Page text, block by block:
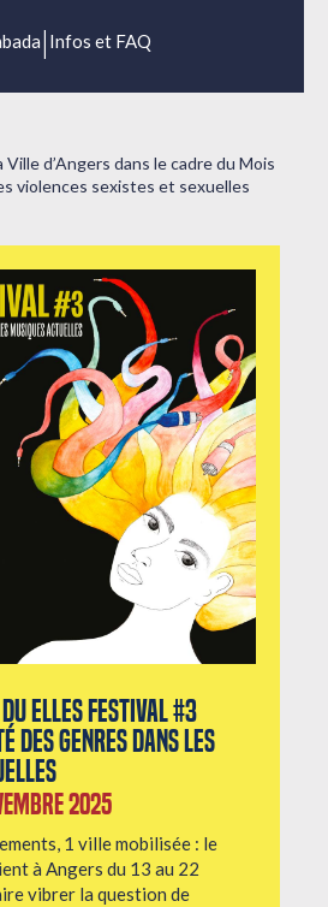
| Infos et FAQ
d’Angers dans le cadre du Mois
violences sexistes et sexuelles
Elles Festival #3
des genres dans les
2025
1 ville mobilisée : le
à Angers du 13 au 22
vibrer la question de